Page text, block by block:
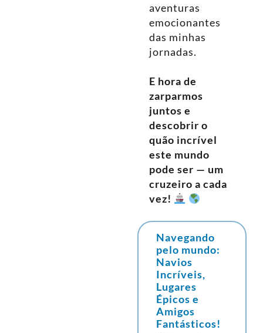
aventuras
emocionantes
das minhas
jornadas.
E hora de
zarparmos
juntos e
descobrir o
quão incrível
este mundo
pode ser — um
cruzeiro a cada
vez!
Navegando
pelo mundo:
Navios
Incríveis,
Lugares
Épicos e
Amigos
Fantásticos!